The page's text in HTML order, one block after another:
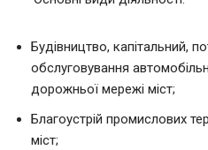
Будівництво, капітальний,
обслуговування
дорожньої мережі міст;
Благоустрій промислових
міст;